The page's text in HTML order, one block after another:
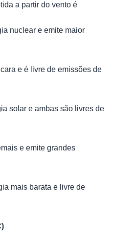
a partir do vento é
nuclear e emite maior
e é livre de emissões de
solar e ambas são livres de
e emite grandes
mais barata e livre de